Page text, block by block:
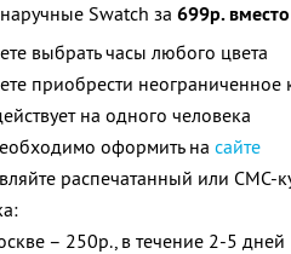
Swatch за 699р.
выбрать часы любого цвета
приобрести неограниченное
на одного человека
оформить на сайте
распечатанный или СМС-
– 250р., в течение 2-5 дней